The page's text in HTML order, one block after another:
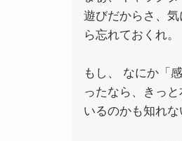
遊びだからさ、
ら忘れておくれ。
もし、 なにか「
ったなら、きっ
いるのかも知れな